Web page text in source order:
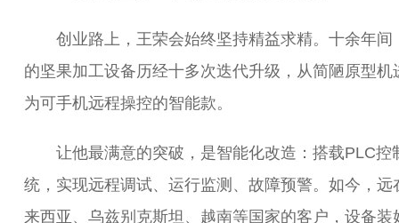
创业路上，王荣会始终坚持精益求精。十余年间
的坚果加工设备历经十多次迭代升级，从简陋原型机
为可手机远程操控的智能款。
让他最满意的突破，是智能化改造：搭载PLC控
统，实现远程调试、运行监测、故障预警。如今，远
来西亚、乌兹别克斯坦、越南等国家的客户，设备装